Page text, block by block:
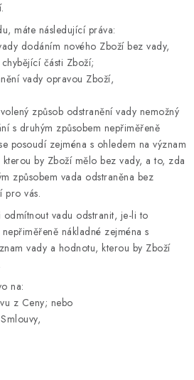
máte následující práva:
dodáním nového Zboží bez vady,
části Zboží;
vady opravou Zboží,
způsob odstranění vady nemožný
s druhým způsobem nepřiměřeně
posoudí zejména s ohledem na význam
by Zboží mělo bez vady, a to, zda
způsobem vada odstraněna bez
pro vás.
odmítnout vadu odstranit, je-li to
nákladné zejména s
vady a hodnotu, kterou by Zboží
na:
z Ceny; nebo